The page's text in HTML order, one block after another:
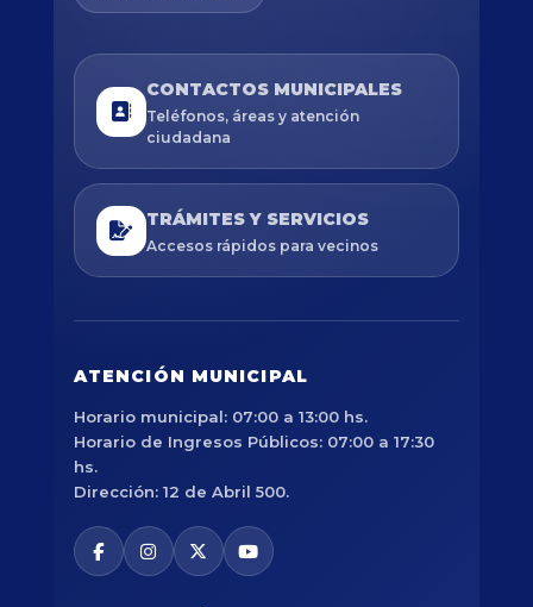
CONTACTOS MUNICIPALES
Teléfonos, áreas y atención
ciudadana
TRÁMITES Y SERVICIOS
Accesos rápidos para vecinos
ATENCIÓN MUNICIPAL
Horario municipal: 07:00 a 13:00 hs.
Horario de Ingresos Públicos: 07:00 a 17:30
hs.
Dirección: 12 de Abril 500.